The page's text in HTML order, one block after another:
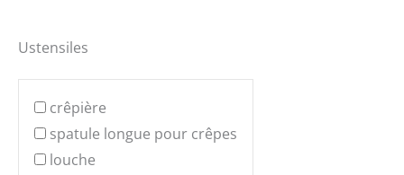
Ustensiles
crêpière
spatule longue pour crêpes
louche